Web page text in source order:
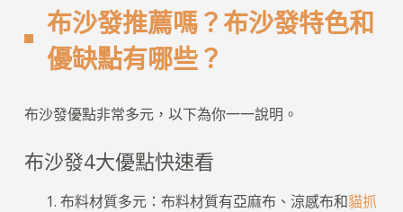
布沙發推薦嗎？布沙發特色和
優缺點有哪些？
布沙發優點非常多元，以下為你一一說明。
布沙發4大優點快速看
布料材質多元：布料材質有亞麻布、涼感布和貓抓